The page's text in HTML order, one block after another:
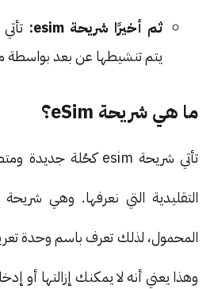
ثم أخيرًا شريحة esim:
يتم تنشيطها عن بعد
ما هي شريحة eSim؟
التقليدية التي نعرفها. وهي
المحمول، لذلك تعرف باسم وحدة
وهذا يعني أنه لا يمكنك إزالتها أو